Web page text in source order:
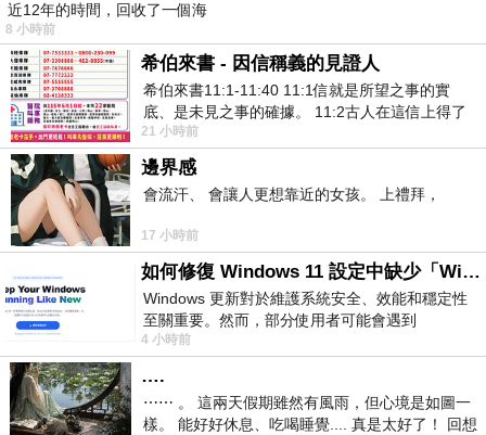
近12年的時間，回收了一個海
8 小時前
希伯來書 - 因信稱義的見證人
希伯來書11:1-11:40 11:1信就是所望之事的實
底、是未見之事的確據。 11:2古人在這信上得了
美好的證據。 11:3我們因着信、就知道
21 小時前
邊界感
會流汗、 會讓人更想靠近的女孩。 上禮拜，
17 小時前
如何修復 Windows 11 設定中缺少「Windows 更新」？
Windows 更新對於維護系統安全、效能和穩定性
至關重要。然而，部分使用者可能會遇到
Windows 11 設定應用程式中缺少「Windows 更
4 小時前
….
⋯⋯ 。 這兩天假期雖然有風雨，但心境是如圖一
樣。 能好好休息、吃喝睡覺.... 真是太好了！ 回想